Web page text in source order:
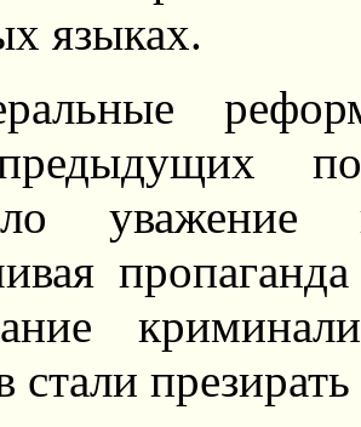
языках.
стали